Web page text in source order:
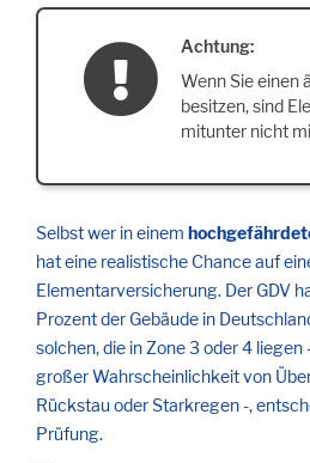
Achtung:
Wenn Sie einen
besitzen, sind
mitunter nicht
Selbst wer in einem
hat eine realistische Chance auf
Elementarversicherung. Der GDV
Prozent der Gebäude in
solchen, die in Zone 3 oder 4
großer Wahrscheinlichkeit von
Rückstau oder Starkregen -,
Prüfung.